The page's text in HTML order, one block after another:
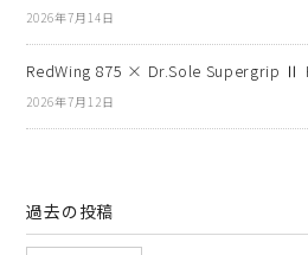
2026年7月14日
RedWing 875 × Dr.Sole Supergrip Ⅱ
2026年7月12日
過去の投稿